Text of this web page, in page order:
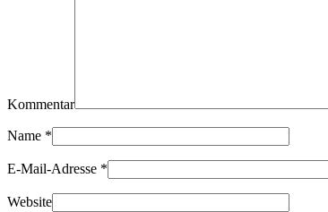
Kommentar
Name *
E-Mail-Adresse *
Website